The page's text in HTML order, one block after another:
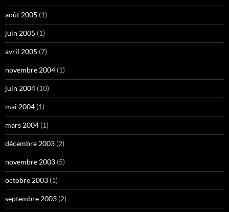
août 2005 (1)
juin 2005 (1)
avril 2005 (7)
novembre 2004 (1)
juin 2004 (10)
mai 2004 (1)
mars 2004 (1)
décembre 2003 (2)
novembre 2003 (5)
octobre 2003 (1)
septembre 2003 (2)